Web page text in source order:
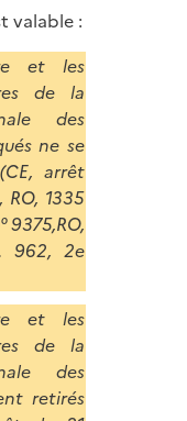
valable :
et les
de la
des
ne se
arrêt
1335
9375,RO,
962, 2e
et les
de la
des
retirés